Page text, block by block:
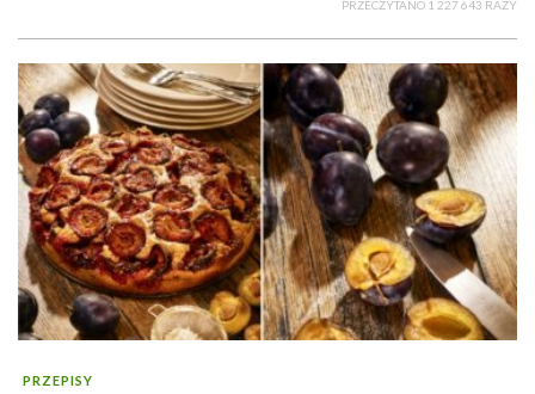
PRZECZYTANO 1 227 643 RAZY
PRZEPISY